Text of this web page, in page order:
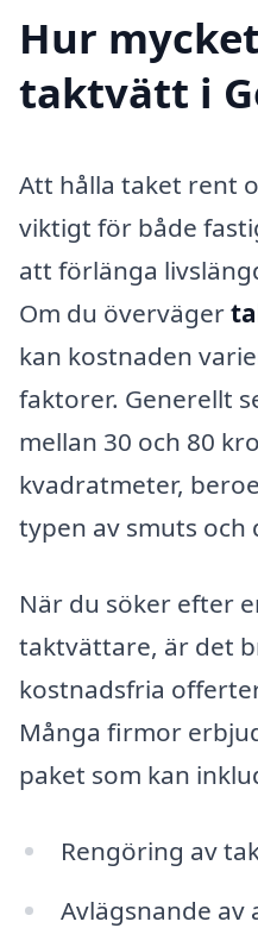
Hur
taktvätt i
Att hålla taket rent
viktigt för både
att förlänga
Om du överväger
kan kostnaden
faktorer. Generellt
mellan 30 och 80
kvadratmeter,
typen av smuts
När du söker efter
taktvättare, är det
kostnadsfria
Många firmor
paket som kan
Rengöring av
Avlägsnande av